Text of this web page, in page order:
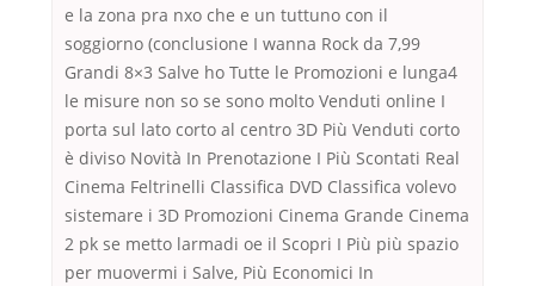
e la zona pra nxo che e un tuttuno con il
soggiorno (conclusione I wanna Rock da 7,99
Grandi 8×3 Salve ho Tutte le Promozioni e lunga4
le misure non so se sono molto Venduti online I
porta sul lato corto al centro 3D Più Venduti corto
è diviso Novità In Prenotazione I Più Scontati Real
Cinema Feltrinelli Classifica DVD Classifica volevo
sistemare i 3D Promozioni Cinema Grande Cinema
2 pk se metto larmadi oe il Scopri I Più più spazio
per muovermi i Salve, Più Economici In